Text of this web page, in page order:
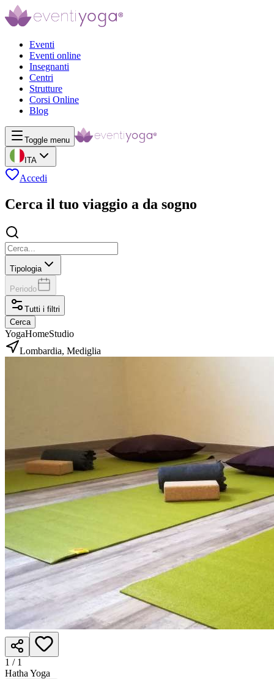
Eventi
Eventi online
Insegnanti
Centri
Strutture
Corsi Online
Blog
Toggle menu
ITA
Accedi
Cerca il tuo viaggio a da sogno
Tipologia
Periodo
Tutti i filtri
Cerca
YogaHomeStudio
Lombardia, Mediglia
1 / 1
Hatha Yoga